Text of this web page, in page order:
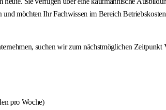
möchten Ihr Fachwissen im Bereich
suchen wir zum nächstmöglichen
pro Woche)